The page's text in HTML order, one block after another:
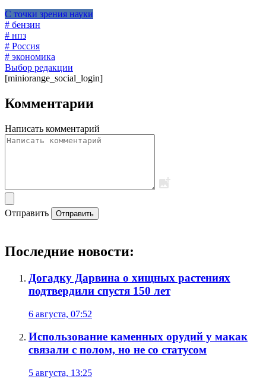
С точки зрения науки
# бензин
# нпз
# Россия
# экономика
Выбор редакции
[miniorange_social_login]
Комментарии
Написать комментарий
Отправить Отправить
Последние новости:
Догадку Дарвина о хищных растениях
подтвердили спустя 150 лет
6 августа, 07:52
Использование каменных орудий у макак
связали с полом, но не со статусом
5 августа, 13:25